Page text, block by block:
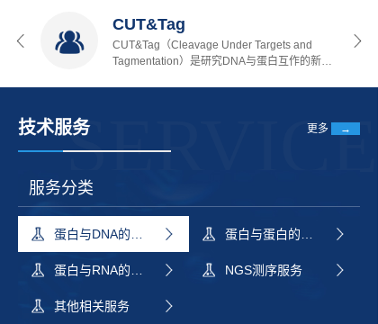
CUT&Tag
CUT&Tag（Cleavage Under Targets and
Tagmentation）是研究DNA与蛋白互作的新技
Tn5转座酶靶向并切割DNA，同时在序列两端
SERVICE
技术服务 更多 →
服务分类
蛋白与DNA的相互作用 蛋白与蛋白的相互作用
蛋白与RNA的相互作用 NGS测序服务
其他相关服务